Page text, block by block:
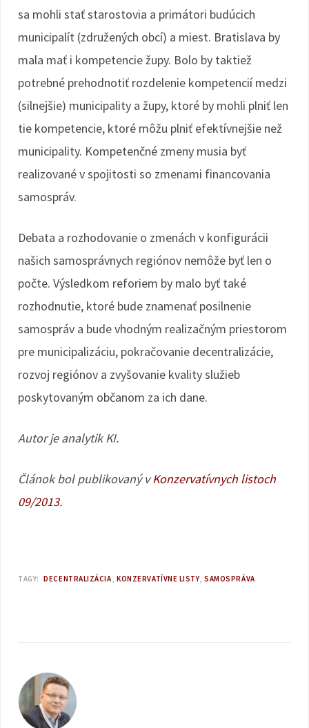
sa mohli stať starostovia a primátori budúcich
municipalít (združených obcí) a miest. Bratislava by
mala mať i kompetencie župy. Bolo by taktiež
potrebné prehodnotiť rozdelenie kompetencií medzi
(silnejšie) municipality a župy, ktoré by mohli plniť len
tie kompetencie, ktoré môžu plniť efektívnejšie než
municipality. Kompetenčné zmeny musia byť
realizované v spojitosti so zmenami financovania
samospráv.
Debata a rozhodovanie o zmenách v konfigurácii
našich samosprávnych regiónov nemôže byť len o
počte. Výsledkom reforiem by malo byť také
rozhodnutie, ktoré bude znamenať posilnenie
samospráv a bude vhodným realizačným priestorom
pre municipalizáciu, pokračovanie decentralizácie,
rozvoj regiónov a zvyšovanie kvality služieb
poskytovaným občanom za ich dane.
Autor je analytik KI.
Článok bol publikovaný vKonzervatívnych listoch
09/2013.
TAGY: DECENTRALIZÁCIA KONZERVATÍVNE LISTY SAMOSPRÁVA